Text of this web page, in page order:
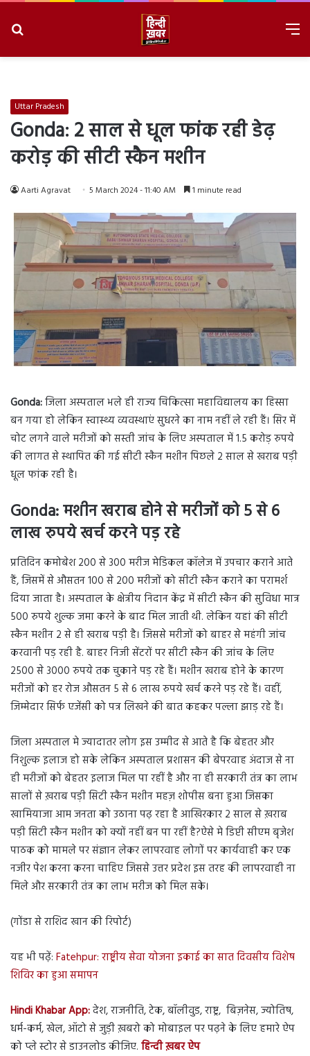
Uttar Pradesh
Gonda: 2 साल से धूल फांक रही डेढ़
करोड़ की सीटी स्कैन मशीन
Aarti Agravat 5 March 2024 - 11:40 AM 1 minute read
Gonda:जिला अस्पताल भले ही राज्य चिकित्सा महाविद्यालय का हिस्सा
बन गया हो लेकिन स्वास्थ्य व्यवस्थाएं सुधरने का नाम नहीं ले रही हैं। सिर में
चोट लगने वाले मरीजों को सस्ती जांच के लिए अस्पताल में 1.5 करोड़ रुपये
की लागत से स्थापित की गई सीटी स्कैन मशीन पिछले 2 साल से खराब पड़ी
धूल फांक रही है।
Gonda: मशीन खराब होने से मरीजों को 5 से 6
लाख रुपये खर्च करने पड़ रहे
प्रतिदिन कमोबेश 200 से 300 मरीज मेडिकल कॉलेज में उपचार कराने आते
हैं, जिसमें से औसतन 100 से 200 मरीजों को सीटी स्कैन कराने का परामर्श
दिया जाता है। अस्पताल के क्षेत्रीय निदान केंद्र में सीटी स्कैन की सुविधा मात्र
500 रुपये शुल्क जमा करने के बाद मिल जाती थी. लेकिन यहां की सीटी
स्कैन मशीन 2 से ही खराब पड़ी है। जिससे मरीजों को बाहर से महंगी जांच
करवानी पड़ रही है. बाहर निजी सेंटरों पर सीटी स्कैन की जांच के लिए
2500 से 3000 रुपये तक चुकाने पड़ रहे हैं। मशीन खराब होने के कारण
मरीजों को हर रोज औसतन 5 से 6 लाख रुपये खर्च करने पड़ रहे हैं। वहीं,
जिम्मेदार सिर्फ एजेंसी को पत्र लिखने की बात कहकर पल्ला झाड़ रहे हैं।
जिला अस्पताल मे ज्यादातर लोग इस उम्मीद से आते है कि बेहतर और
निशुल्क इलाज हो सके लेकिन अस्पताल प्रशासन की बेपरवाह अंदाज से ना
ही मरीजों को बेहतर इलाज मिल पा रहीं है और ना ही सरकारी तंत्र का लाभ
सालों से ख़राब पड़ी सिटी स्कैन मशीन महज़ शोपीस बना हुआ जिसका
खामियाजा आम जनता को उठाना पढ़ रहा है आखिरकार 2 साल से ख़राब
पड़ी सिटी स्कैन मशीन को क्यों नहीं बन पा रहीं है?ऐसे मे डिप्टी सीएम बृजेश
पाठक को मामले पर संज्ञान लेकर लापरवाह लोगों पर कार्यवाही कर एक
नजीर पेश करना करना चाहिए जिससे उत्तर प्रदेश इस तरह की लापरवाही ना
मिले और सरकारी तंत्र का लाभ मरीज को मिल सके।
(गोंडा से राशिद खान की रिपोर्ट)
यह भी पढ़ें: Fatehpur: राष्ट्रीय सेवा योजना इकाई का सात दिवसीय विशेष
शिविर का हुआ समापन
Hindi Khabar App:देश, राजनीति, टेक, बॉलीवुड, राष्ट्र, बिज़नेस, ज्योतिष,
धर्म-कर्म, खेल, ऑटो से जुड़ी ख़बरो को मोबाइल पर पढ़ने के लिए हमारे ऐप
को प्ले स्टोर से डाउनलोड कीजिए. हिन्दी ख़बर ऐप